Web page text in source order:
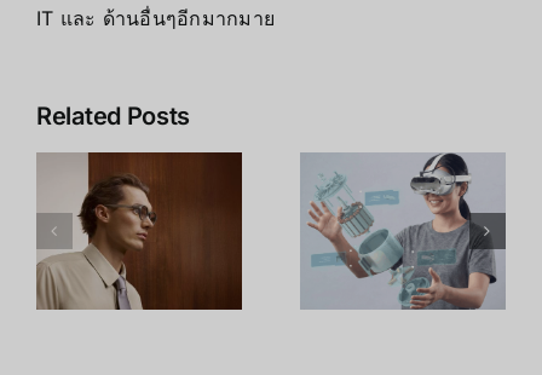
IT และ ด้านอื่นๆอีกมากมาย
Related PostsLeap
Motion
Controller
2: เมื่อ Hand
Tracking
กลายเป็น
เทคโนโลยีที่
D435i: สุด
ยอดกล้อง
Depth
Camera
พร้อม IMU